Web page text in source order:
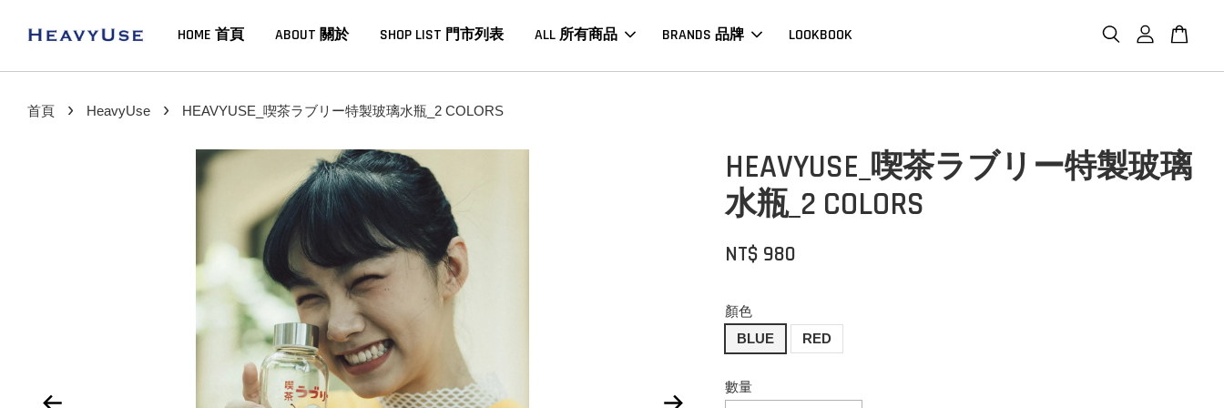
HOME 首頁 ABOUT 關於 SHOP LIST 門市列表 ALL 所有商品 BRANDS 品牌 LOOKBOOK
首頁 › HeavyUse › HEAVYUSE_喫茶ラブリー特製玻璃水瓶_2 COLORS
HEAVYUSE_喫茶ラブリー特製玻璃
水瓶_2 COLORS
NT$ 980
顏色
BLUE
RED
數量